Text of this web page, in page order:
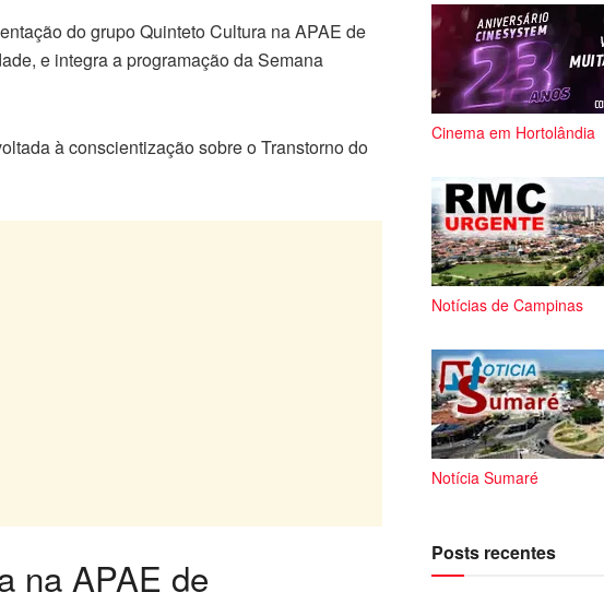
do grupo Quinteto Cultura na APAE de
e integra a programação da Semana
à conscientização sobre o Transtorno do
na APAE de
Cinema em Hortolândia
Notícias de Campinas
Notícia Sumaré
Posts recentes